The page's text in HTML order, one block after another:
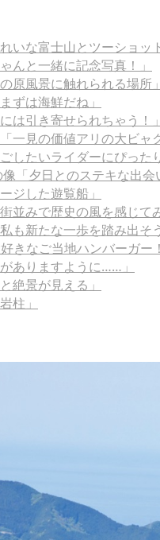
いな富士山とツーショッ
んと一緒に記念写真！」
原風景に触れられる場所」
ずは海鮮だね」
は引き寄せられちゃう！」
一見の価値アリの大ビャ
したいライダーにぴった
「夕日とのステキな出会
ジした遊覧船」
並みで歴史の風を感じて
も新たな一歩を踏み出そ
きなご当地ハンバーガー
ありますように……」
絶景が見える」
柱」